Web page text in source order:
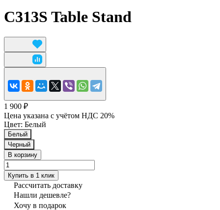
C313S Table Stand
1 900 ₽
Цена указана с учётом НДС 20%
Цвет: Белый
Белый
Черный
В корзину
Купить в 1 клик
Рассчитать доставку
Нашли дешевле?
Хочу в подарок